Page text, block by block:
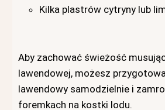
Kilka plastrów cytryny lub
Aby zachować świeżość
lawendowej, możesz
lawendowy samodzielnie i
foremkach na kostki lodu.